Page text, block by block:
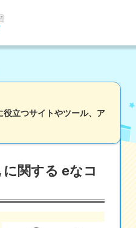
聞く
立つサイトやツール、 ア
関する eなコ